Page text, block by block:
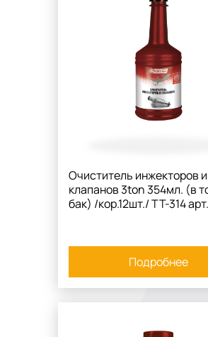
Очиститель инжекторов и
клапанов 3ton 354мл. (в
бак) /кор.12шт./ TT-314
Подробнее